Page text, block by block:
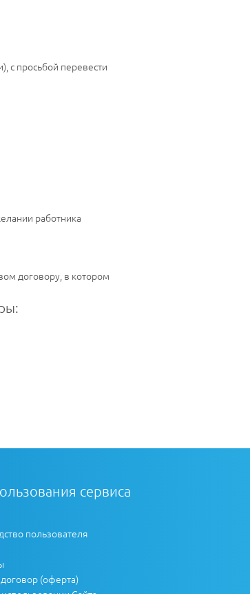
с просьбой перевести
работника
договору, в котором
сервиса
пользователя
(оферта)